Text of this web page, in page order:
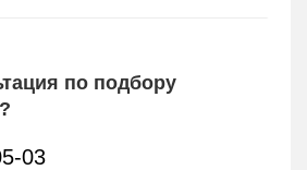
по подбору
03